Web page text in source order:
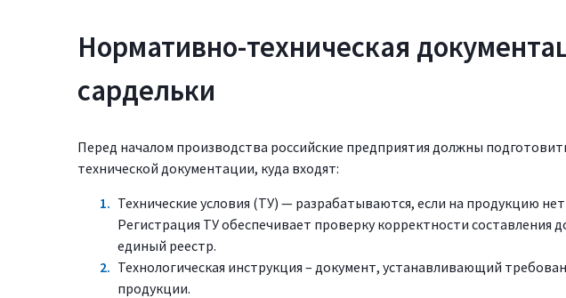
Нормативно-техническая
сардельки
Перед началом производства российские предприятия должны
технической документации, куда входят:
Технические условия (ТУ) — разрабатываются, если на продукцию
Регистрация ТУ обеспечивает проверку корректности составления
единый реестр.
Технологическая инструкция – документ, устанавливающий
продукции.